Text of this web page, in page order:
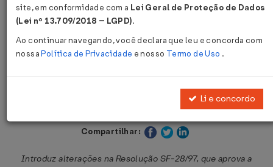
Página Inicial Legislações
Resolução SF nº 32 de 14/07/1998
Publicado no DOE - SP em 15 jul 1998
Compartilhar:
Introduz alterações na Resolução SF-28/97, que aprova a
site, em conformidade com a Lei Geral de Proteção de Dados
(Lei nº 13.709/2018 – LGPD).
Ao continuar navegando, você declara que leu e concorda com
nossaPolítica de Privacidade e nosso Termo de Uso .
Li e concordo